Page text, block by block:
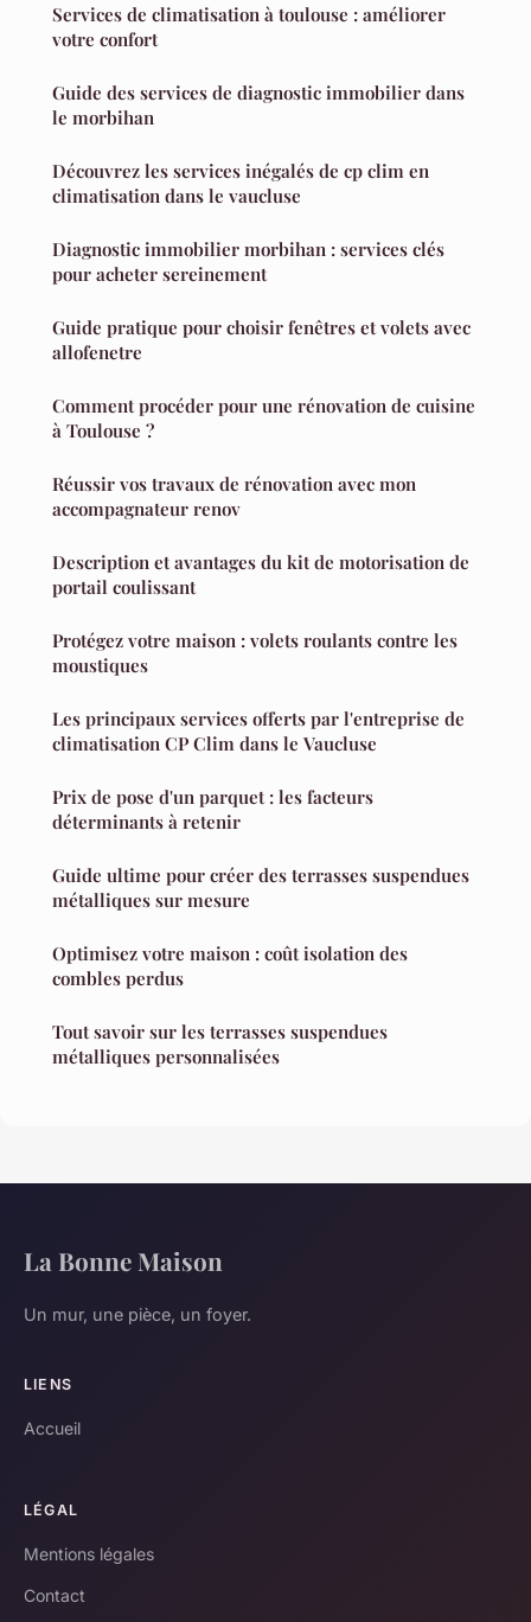
Services de climatisation à toulouse : améliorer
votre confort
Guide des services de diagnostic immobilier dans
le morbihan
Découvrez les services inégalés de cp clim en
climatisation dans le vaucluse
Diagnostic immobilier morbihan : services clés
pour acheter sereinement
Guide pratique pour choisir fenêtres et volets avec
allofenetre
Comment procéder pour une rénovation de cuisine
à Toulouse ?
Réussir vos travaux de rénovation avec mon
accompagnateur renov
Description et avantages du kit de motorisation de
portail coulissant
Protégez votre maison : volets roulants contre les
moustiques
Les principaux services offerts par l'entreprise de
climatisation CP Clim dans le Vaucluse
Prix de pose d'un parquet : les facteurs
déterminants à retenir
Guide ultime pour créer des terrasses suspendues
métalliques sur mesure
Optimisez votre maison : coût isolation des
combles perdus
Tout savoir sur les terrasses suspendues
métalliques personnalisées
La Bonne Maison
Un mur, une pièce, un foyer.
LIENS
Accueil
LÉGAL
Mentions légales
Contact